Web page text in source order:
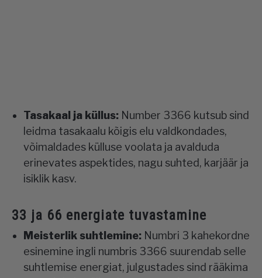
Tasakaal ja küllus: Number 3366 kutsub sind
leidma tasakaalu kõigis elu valdkondades,
võimaldades külluse voolata ja avalduda
erinevates aspektides, nagu suhted, karjäär ja
isiklik kasv.
33 ja 66 energiate tuvastamine
Meisterlik suhtlemine: Numbri 3 kahekordne
esinemine ingli numbris 3366 suurendab selle
suhtlemise energiat, julgustades sind rääkima